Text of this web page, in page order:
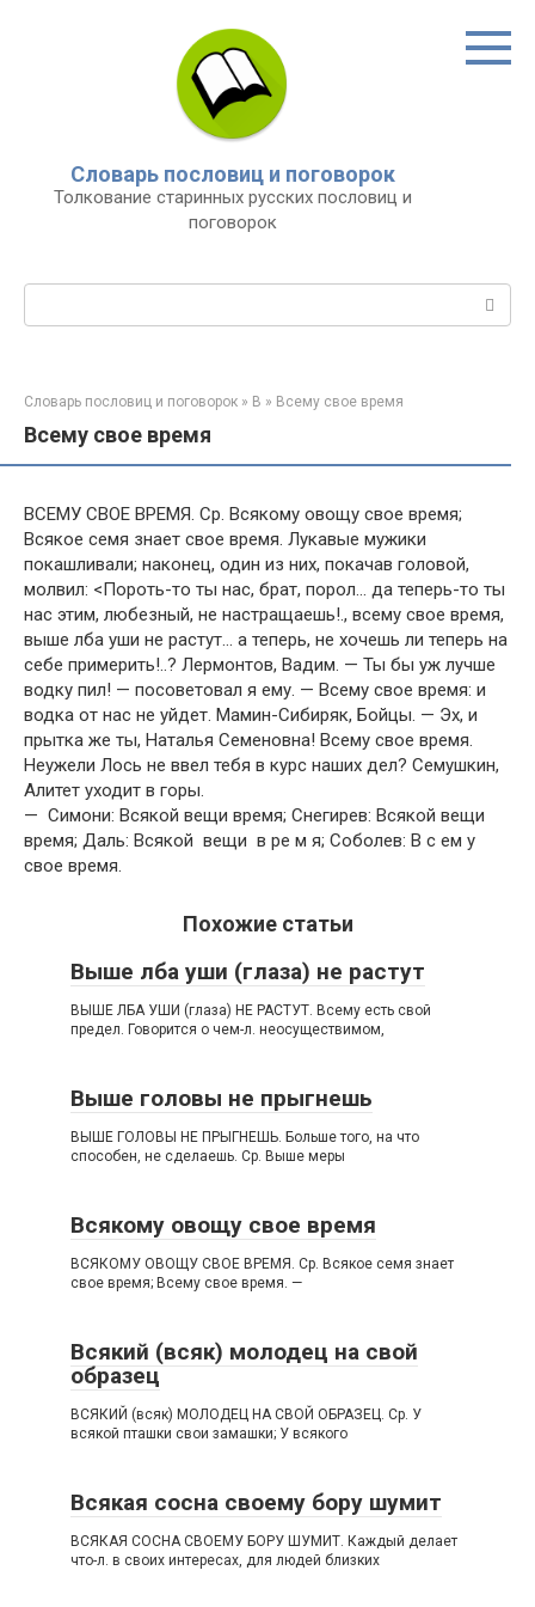
Словарь пословиц и поговорок
Толкование старинных русских пословиц и
поговорок
Словарь пословиц и поговорок » В » Всему свое время
Всему свое время
ВСЕМУ СВОЕ ВРЕМЯ. Ср. Всякому овощу свое время;
Всякое семя знает свое время. Лукавые мужики
покашливали; наконец, один из них, покачав головой,
молвил: <Пороть-то ты нас, брат, порол… да теперь-то ты
нас этим, любезный, не настращаешь!., всему свое время,
выше лба уши не растут… а теперь, не хочешь ли теперь на
себе примерить!..? Лермонтов, Вадим. — Ты бы уж лучше
водку пил! — посоветовал я ему. — Всему свое время: и
водка от нас не уйдет. Мамин-Сибиряк, Бойцы. — Эх, и
прытка же ты, Наталья Семеновна! Всему свое время.
Неужели Лось не ввел тебя в курс наших дел? Семушкин,
Алитет уходит в горы.
— Симони: Всякой вещи время; Снегирев: Всякой вещи
время; Даль: Всякой вещи в ре м я; Соболев: В с ем у
свое время.
Похожие статьи
Выше лба уши (глаза) не растут
ВЫШЕ ЛБА УШИ (глаза) НЕ РАСТУТ. Всему есть свой
предел. Говорится о чем-л. неосуществимом,
Выше головы не прыгнешь
ВЫШЕ ГОЛОВЫ НЕ ПРЫГНЕШЬ. Больше того, на что
способен, не сделаешь. Ср. Выше меры
Всякому овощу свое время
ВСЯКОМУ ОВОЩУ СВОЕ ВРЕМЯ. Ср. Всякое семя знает
свое время; Всему свое время. —
Всякий (всяк) молодец на свой
образец
ВСЯКИЙ (всяк) МОЛОДЕЦ НА СВОЙ ОБРАЗЕЦ. Ср. У
всякой пташки свои замашки; У всякого
Всякая сосна своему бору шумит
ВСЯКАЯ СОСНА СВОЕМУ БОРУ ШУМИТ. Каждый делает
что-л. в своих интересах, для людей близких